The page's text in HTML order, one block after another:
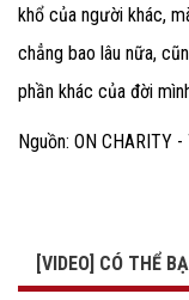
khổ của người khác,
chẳng bao lâu nữa,
phần khác của đời
Nguồn: ON CHARITY
[VIDEO] CÓ THỂ